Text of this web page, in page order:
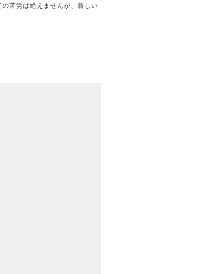
苦労は絶えませんが、新しい